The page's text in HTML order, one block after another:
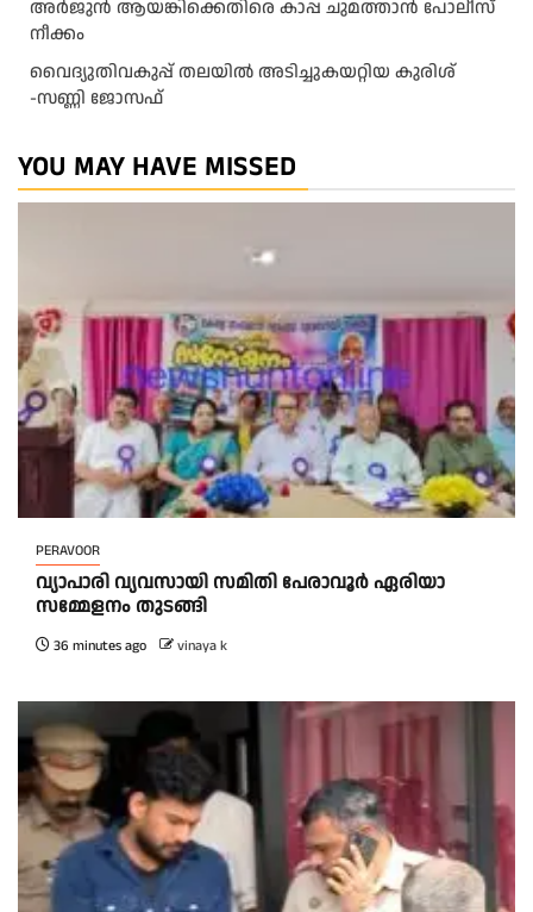
അ​ർ​ജു​ൻ ആ​യ​ങ്കി​ക്കെ​തി​രെ കാ​പ്പ ചു​മ​ത്താ​ൻ പോ​ലീ​സ്
നീ​ക്കം
വൈദ്യുതിവകുപ്പ് തലയിൽ അടിച്ചുകയറ്റിയ കുരിശ്‌
-സണ്ണി ജോസഫ്‌
YOU MAY HAVE MISSED
PERAVOOR
വ്യാപാരി വ്യവസായി സമിതി പേരാവൂർ ഏരിയാ
സമ്മേളനം തുടങ്ങി
36 minutes ago vinaya k